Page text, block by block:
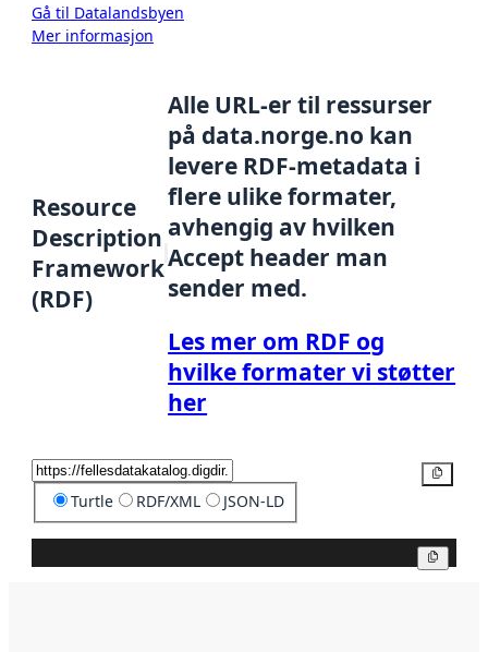
Gå til Datalandsbyen
Mer informasjon
Resource
Description
Framework
(RDF)
Alle URL-er til ressurser
på data.norge.no kan
levere RDF-metadata i
flere ulike formater,
avhengig av hvilken
Accept header man
sender med.
Les mer om RDF og
hvilke formater vi støtter
her
Turtle RDF/XML JSON-LD